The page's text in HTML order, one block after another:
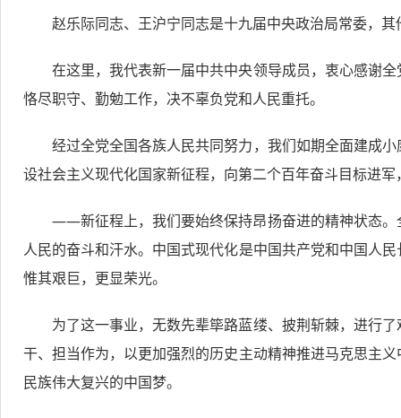
赵乐际同志、王沪宁同志是十九届中央政治局常委，
在这里，我代表新一届中共中央领导成员，衷心感谢
恪尽职守、勤勉工作，决不辜负党和人民重托。
经过全党全国各族人民共同努力，我们如期全面建成
设社会主义现代化国家新征程，向第二个百年奋斗目标进
——新征程上，我们要始终保持昂扬奋进的精神状态。
人民的奋斗和汗水。中国式现代化是中国共产党和中国人
惟其艰巨，更显荣光。
为了这一事业，无数先辈筚路蓝缕、披荆斩棘，进行
干、担当作为，以更加强烈的历史主动精神推进马克思主
民族伟大复兴的中国梦。